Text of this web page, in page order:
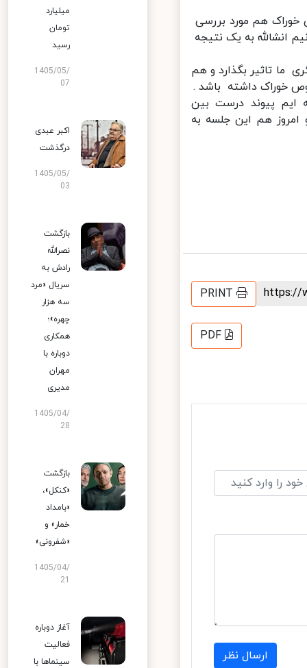
هم مورد بررسی
انشالله به یک نتیجه
تاثیر بگذارد و هم
خوراک داشته باشد .
پیوند درست بین
هم این جلسه به
PRINT
PDF
ارسال نظر
میلیارد
تومان
رسید
1405/05/
07
اکبر عبدی
درگذشت
1405/05/
03
بازگشت
نصرالله
رادش به
سریال «مرد
سه هزار
چهره»؛
همکاری
دوباره با
مهران
مدیری
1405/04/
28
بازگشت
«کنکل»،
«بامداد
خمار» و
«شفرونی»
1405/04/
آغاز دوباره
فعالیت
سینماها با